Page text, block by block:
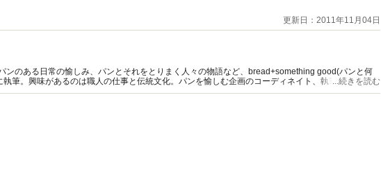
更新日：2011年11月04日
ンのある日常の愉しみ、パンとそれをとりまく人々の物語など、bread+something good(パンと何
筆。興味があるのは職人の仕事と伝統文化。パンを愉しむ企画のコーディネイト、執筆多数。雑
...続きを読む